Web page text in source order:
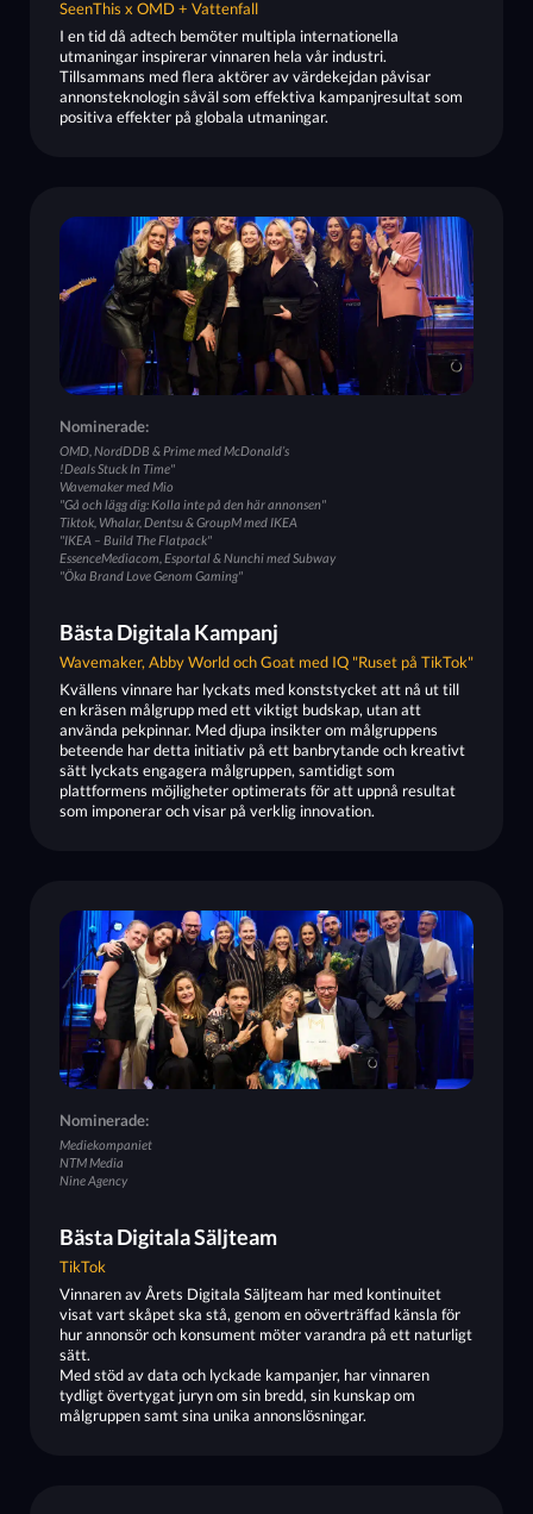
SeenThis x OMD + Vattenfall
I en tid då adtech bemöter multipla internationella
utmaningar inspirerar vinnaren hela vår industri.
Tillsammans med flera aktörer av värdekejdan påvisar
annonsteknologin såväl som effektiva kampanjresultat som
positiva effekter på globala utmaningar.
Nominerade:
OMD, NordDDB & Prime med McDonald’s
!Deals Stuck In Time"
Wavemaker med Mio
"Gå och lägg dig: Kolla inte på den här annonsen"
Tiktok, Whalar, Dentsu & GroupM med IKEA
"IKEA – Build The Flatpack"
EssenceMediacom, Esportal & Nunchi med Subway
"Öka Brand Love Genom Gaming"
Bästa Digitala Kampanj
Wavemaker, Abby World och Goat med IQ "Ruset på TikTok"
Kvällens vinnare har lyckats med konststycket att nå ut till
en kräsen målgrupp med ett viktigt budskap, utan att
använda pekpinnar. Med djupa insikter om målgruppens
beteende har detta initiativ på ett banbrytande och kreativt
sätt lyckats engagera målgruppen, samtidigt som
plattformens möjligheter optimerats för att uppnå resultat
som imponerar och visar på verklig innovation.
Nominerade:
Mediekompaniet
NTM Media
Nine Agency
Bästa Digitala Säljteam
TikTok
Vinnaren av Årets Digitala Säljteam har med kontinuitet
visat vart skåpet ska stå, genom en oöverträffad känsla för
hur annonsör och konsument möter varandra på ett naturligt
sätt.
Med stöd av data och lyckade kampanjer, har vinnaren
tydligt övertygat juryn om sin bredd, sin kunskap om
målgruppen samt sina unika annonslösningar.